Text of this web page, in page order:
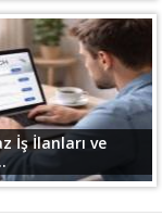
İş İlanları ve